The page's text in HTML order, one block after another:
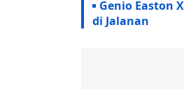
Genio Easton
di Jalanan